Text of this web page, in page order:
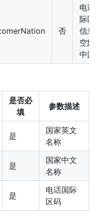
否
电话
际区
信息(
空默
中国)
是否必
填
参数描述
是
国家英文
名称
是
国家中文
名称
是
电话国际
区码